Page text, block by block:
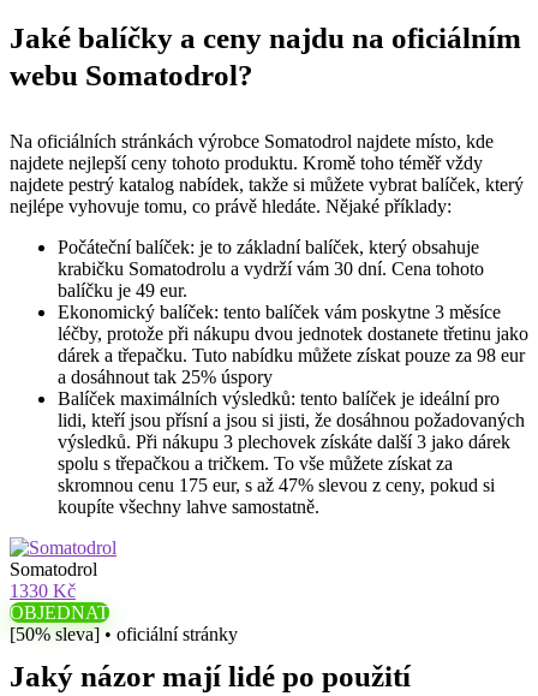
Jaké balíčky a ceny najdu na oficiálním
webu Somatodrol?
Na oficiálních stránkách výrobce Somatodrol najdete místo, kde
najdete nejlepší ceny tohoto produktu. Kromě toho téměř vždy
najdete pestrý katalog nabídek, takže si můžete vybrat balíček, který
nejlépe vyhovuje tomu, co právě hledáte. Nějaké příklady:
Počáteční balíček: je to základní balíček, který obsahuje
krabičku Somatodrolu a vydrží vám 30 dní. Cena tohoto
balíčku je 49 eur.
Ekonomický balíček: tento balíček vám poskytne 3 měsíce
léčby, protože při nákupu dvou jednotek dostanete třetinu jako
dárek a třepačku. Tuto nabídku můžete získat pouze za 98 eur
a dosáhnout tak 25% úspory
Balíček maximálních výsledků: tento balíček je ideální pro
lidi, kteří jsou přísní a jsou si jisti, že dosáhnou požadovaných
výsledků. Při nákupu 3 plechovek získáte další 3 jako dárek
spolu s třepačkou a tričkem. To vše můžete získat za
skromnou cenu 175 eur, s až 47% slevou z ceny, pokud si
koupíte všechny lahve samostatně.
Somatodrol
1330 Kč
OBJEDNAT
[50% sleva] • oficiální stránky
Jaký názor mají lidé po použití